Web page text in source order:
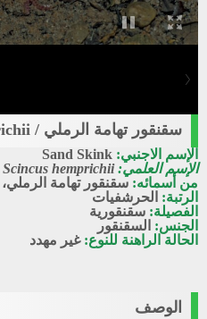
سقنقور تهامة الرملي / Scincus hemprichii
الإسم الاجنبي: Sand Skink
الإسم العلمي:Scincus hemprichii
من أسمائه: سقنقور تهامة
الرتبة: الحرشفيات
الفصيلة: سقنقورية
الجنس: السقنقور
الحالة الراهنة للنوع:غير مهدد
الوصف